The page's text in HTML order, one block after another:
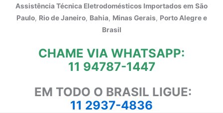
Assistência Técnica Eletrodomésticos Importados em São
Paulo, Rio de Janeiro, Bahia, Minas Gerais, Porto Alegre e
Brasil
CHAME VIA WHATSAPP:
11 94787-1447
EM TODO O BRASIL LIGUE:
11 2937-4836